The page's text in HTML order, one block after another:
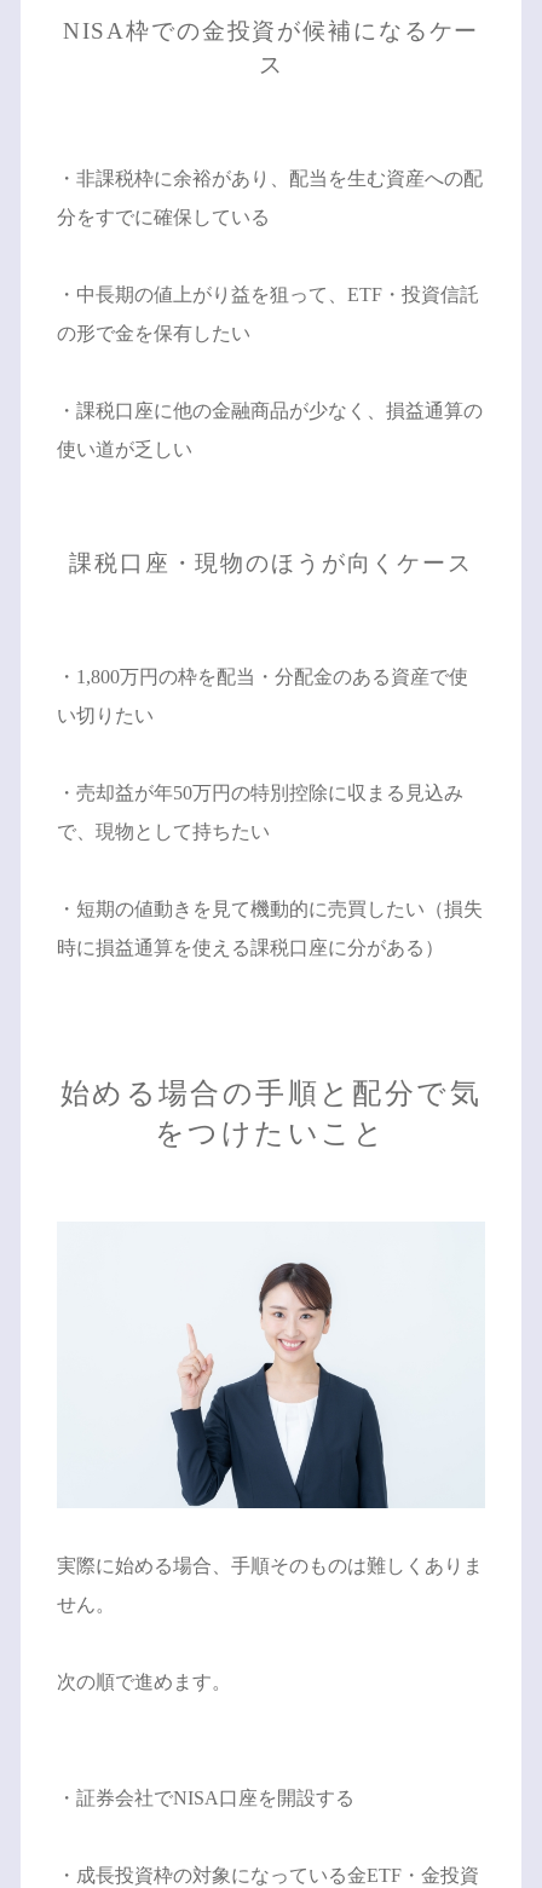
NISA枠での金投資が候補になるケー
ス
・非課税枠に余裕があり、配当を生む資産への配
分をすでに確保している
・中長期の値上がり益を狙って、ETF・投資信託
の形で金を保有したい
・課税口座に他の金融商品が少なく、損益通算の
使い道が乏しい
課税口座・現物のほうが向くケース
・1,800万円の枠を配当・分配金のある資産で使
い切りたい
・売却益が年50万円の特別控除に収まる見込み
で、現物として持ちたい
・短期の値動きを見て機動的に売買したい（損失
時に損益通算を使える課税口座に分がある）
始める場合の手順と配分で気
をつけたいこと
実際に始める場合、手順そのものは難しくありま
せん。
次の順で進めます。
・証券会社でNISA口座を開設する
・成長投資枠の対象になっている金ETF・金投資